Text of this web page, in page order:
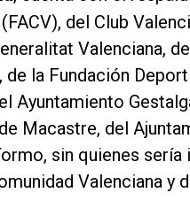
del Club
Valenciana,
la Fundación
Ayuntamiento
Macastre, del
sin quienes
Valenciana y